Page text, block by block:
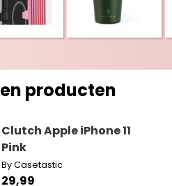
producten
Clutch Apple iPhone 11
Pink
By Casetastic
29,99